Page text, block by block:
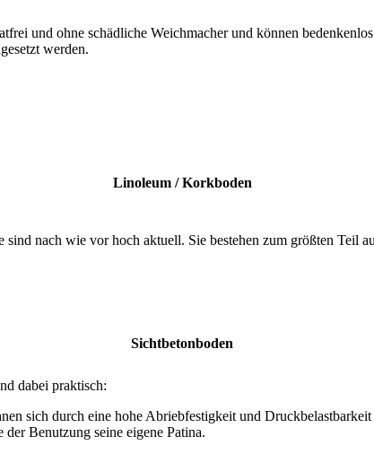
und ohne schäd­liche Weich­macher und können
werden.
Linoleum / Korkboden
sind nach wie vor hoch aktuell. Sie bestehen zum größten Teil
Sichtbeton­boden
dabei praktisch:
sich durch eine hohe Abriebfestigkeit und Druckbelastbarkeit
Benutzung seine eigene Patina.